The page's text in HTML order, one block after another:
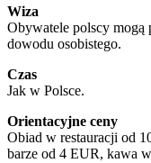
Wiza
Obywatele polscy mogą
dowodu osobistego.
Czas
Jak w Polsce.
Orientacyjne ceny
Obiad w restauracji od
barze od 4 EUR, kawa